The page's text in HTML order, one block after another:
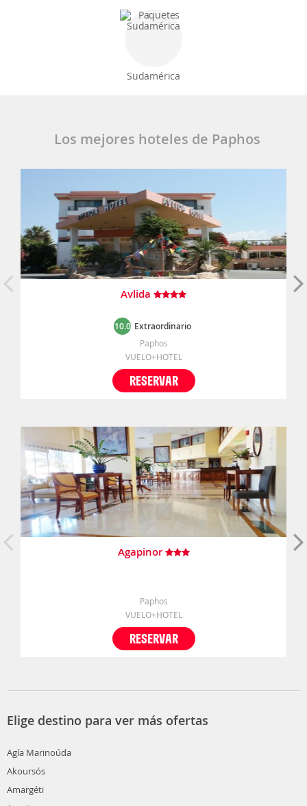
Sudamérica
Los mejores hoteles de Paphos
Avlida
10.0 Extraordinario
Paphos
VUELO+HOTEL
RESERVAR
Agapinor
Paphos
VUELO+HOTEL
RESERVAR
Elige destino para ver más ofertas
Agía Marinoúda
Akoursós
Amargéti